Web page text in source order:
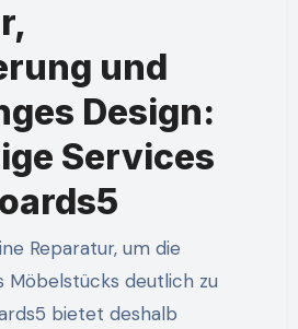
und
Design:
Services
Reparatur, um die
Möbelstücks deutlich zu
bietet deshalb